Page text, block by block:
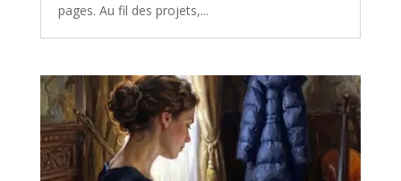
pages. Au fil des projets,...